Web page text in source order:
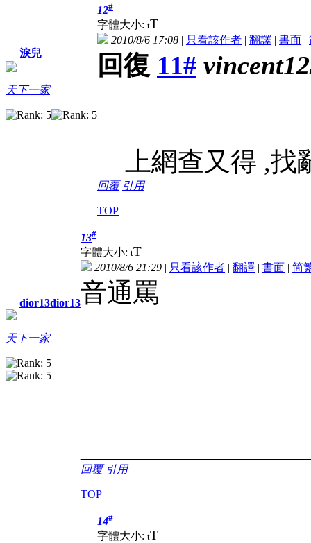
淚兒
天下一家
12#
字體大小: tT
2010/8/6 17:08 | 只看該作者 | 翻譯 | 書面 |
回復 11#
上網查又得 ,找
回覆 引用
TOP
dior13dior13
天下一家
13#
字體大小: tT
2010/8/6 21:29 | 只看該作者 | 翻譯 | 書面 | 简
音通罵
回覆 引用
TOP
14#
字體大小: tT